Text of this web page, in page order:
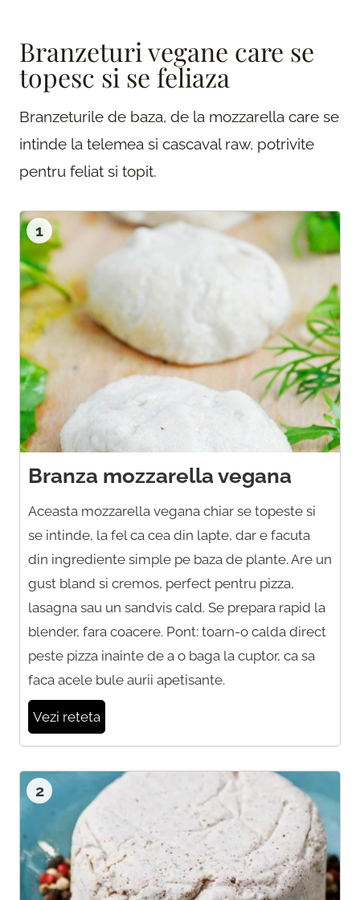
Branzeturi vegane care se
topesc si se feliaza
Branzeturile de baza, de la mozzarella care se
intinde la telemea si cascaval raw, potrivite
pentru feliat si topit.
1
Branza mozzarella vegana
Aceasta mozzarella vegana chiar se topeste si
se intinde, la fel ca cea din lapte, dar e facuta
din ingrediente simple pe baza de plante. Are un
gust bland si cremos, perfect pentru pizza,
lasagna sau un sandvis cald. Se prepara rapid la
blender, fara coacere. Pont: toarn-o calda direct
peste pizza inainte de a o baga la cuptor, ca sa
faca acele bule aurii apetisante.
Vezi reteta
2